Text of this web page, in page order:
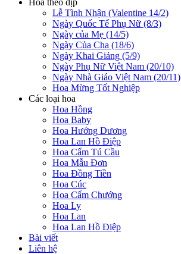
Hoa theo dịp
Lễ Tình Nhận (Valentine 14/2)
Ngày Quốc Tế Phụ Nữ (8/3)
Ngày của Mẹ (14/5)
Ngày Của Cha (18/6)
Ngày Khai Giảng (5/9)
Ngày Phụ Nữ Việt Nam (20/10)
Ngày Nhà Giáo Việt Nam (20/11)
Hoa Mừng Tốt Nghiệp
Các loại hoa
Hoa Hồng
Hoa Baby
Hoa Hướng Dương
Hoa Lan Hồ Điệp
Hoa Cẩm Tú Cầu
Hoa Mẫu Đơn
Hoa Đồng Tiền
Hoa Cúc
Hoa Cẩm Chướng
Hoa Ly
Hoa Lan
Hoa Lan Hồ Điệp
Bài viết
Liên hệ